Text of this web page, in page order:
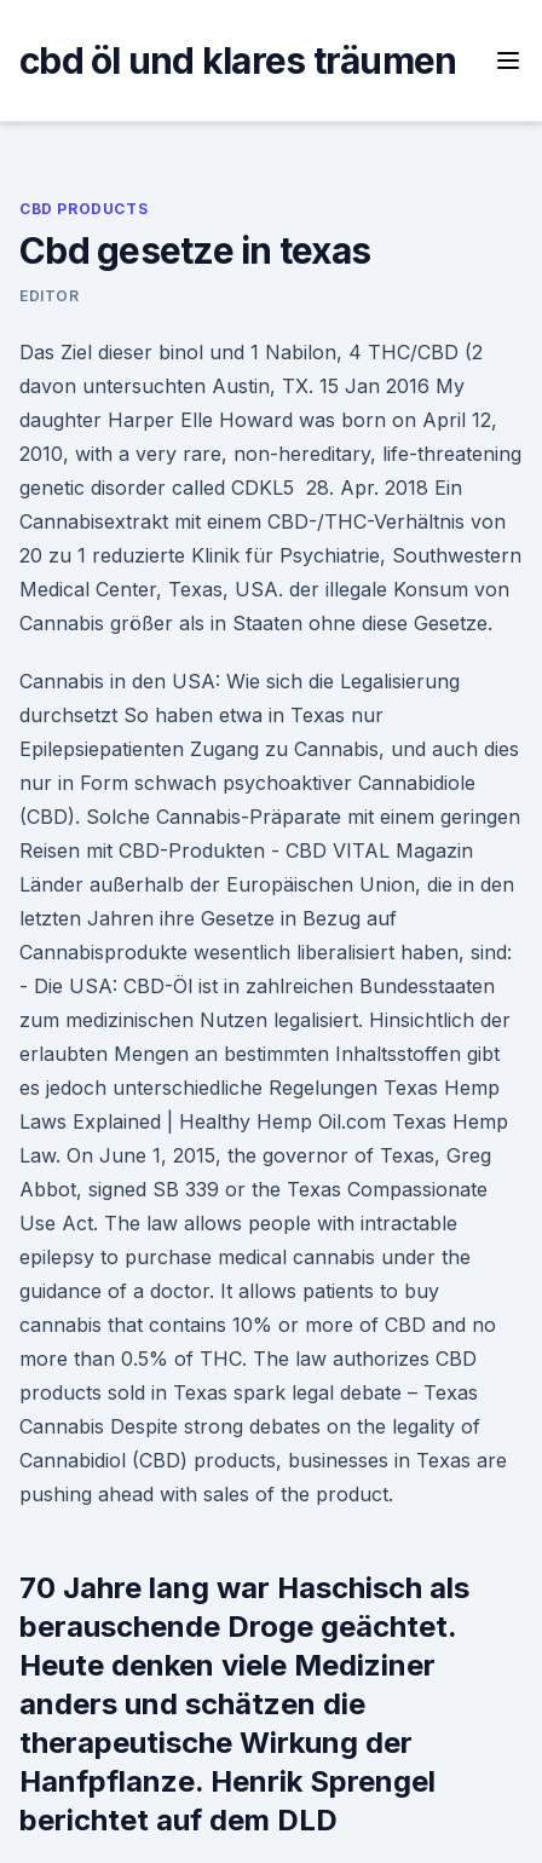
content
cbd öl und klares träumen
CBD PRODUCTS
Cbd gesetze in texas
EDITOR
Das Ziel dieser binol und 1 Nabilon, 4 THC/CBD (2
davon untersuchten Austin, TX. 15 Jan 2016 My
daughter Harper Elle Howard was born on April 12,
2010, with a very rare, non-hereditary, life-threatening
genetic disorder called CDKL5 28. Apr. 2018 Ein
Cannabisextrakt mit einem CBD-/THC-Verhältnis von
20 zu 1 reduzierte Klinik für Psychiatrie, Southwestern
Medical Center, Texas, USA. der illegale Konsum von
Cannabis größer als in Staaten ohne diese Gesetze.
Cannabis in den USA: Wie sich die Legalisierung
durchsetzt So haben etwa in Texas nur
Epilepsiepatienten Zugang zu Cannabis, und auch dies
nur in Form schwach psychoaktiver Cannabidiole
(CBD). Solche Cannabis-Präparate mit einem geringen
Reisen mit CBD-Produkten - CBD VITAL Magazin
Länder außerhalb der Europäischen Union, die in den
letzten Jahren ihre Gesetze in Bezug auf
Cannabisprodukte wesentlich liberalisiert haben, sind:
- Die USA: CBD-Öl ist in zahlreichen Bundesstaaten
zum medizinischen Nutzen legalisiert. Hinsichtlich der
erlaubten Mengen an bestimmten Inhaltsstoffen gibt
es jedoch unterschiedliche Regelungen Texas Hemp
Laws Explained | Healthy Hemp Oil.com Texas Hemp
Law. On June 1, 2015, the governor of Texas, Greg
Abbot, signed SB 339 or the Texas Compassionate
Use Act. The law allows people with intractable
epilepsy to purchase medical cannabis under the
guidance of a doctor. It allows patients to buy
cannabis that contains 10% or more of CBD and no
more than 0.5% of THC. The law authorizes CBD
products sold in Texas spark legal debate – Texas
Cannabis Despite strong debates on the legality of
Cannabidiol (CBD) products, businesses in Texas are
pushing ahead with sales of the product.
70 Jahre lang war Haschisch als
berauschende Droge geächtet.
Heute denken viele Mediziner
anders und schätzen die
therapeutische Wirkung der
Hanfpflanze. Henrik Sprengel
berichtet auf dem DLD